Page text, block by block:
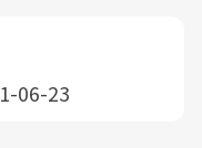
06-23